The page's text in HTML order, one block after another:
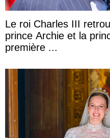
Le roi Charles III
prince Archie et la
première ...